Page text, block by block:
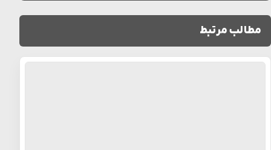
مطالب مرتبط